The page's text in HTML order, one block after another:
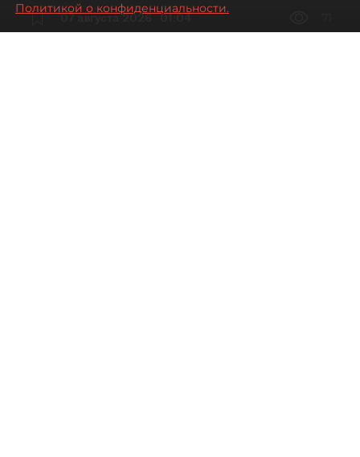
07 августа 2026 01:04
Политикой о конфиденциальности.